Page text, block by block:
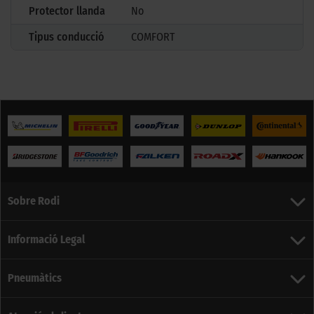
Protector llanda
No
Tipus conducció
COMFORT
Sobre Rodi
Informació Legal
Pneumàtics